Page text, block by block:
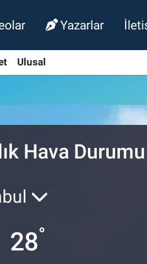
Yazarlar
Ulusal
Hava
28°